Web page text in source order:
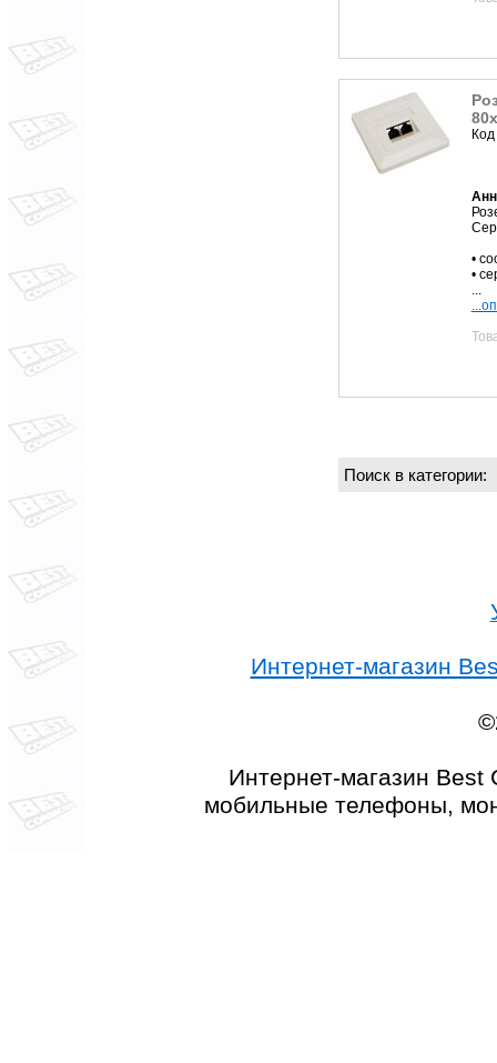
•
•
Поиск в
Интернет-магазин
Интернет-магазин Best
мобильные телефоны,